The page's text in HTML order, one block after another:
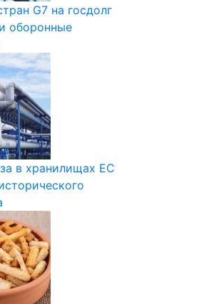
G7 на госдолг
оборонные
в хранилищах ЕС